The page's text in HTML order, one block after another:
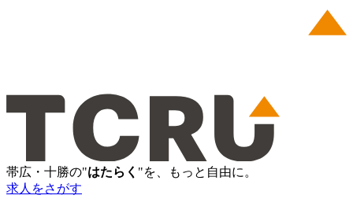
帯広・十勝の"はたらく "を、もっと自由に。
求人をさがす